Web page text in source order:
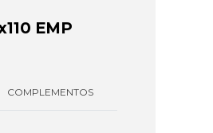
EMP
COMPLEMENTOS